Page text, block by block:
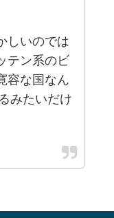
しいのでは
テン系のビ
容な国なん
みたいだけ